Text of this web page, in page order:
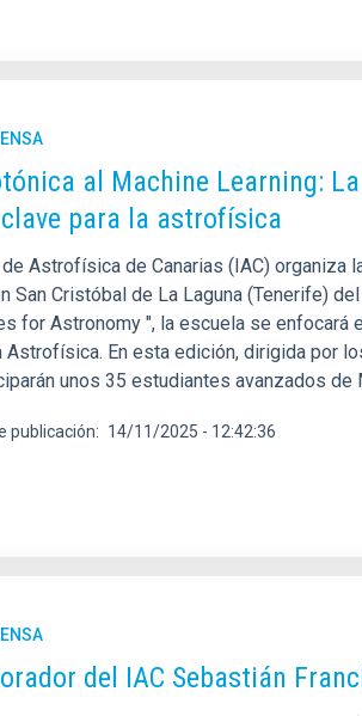
al Machine Learning:
para la astrofísica
Astrofísica de Canarias (IAC) organiza
San Cristóbal de La Laguna (Tenerife)
for Astronomy ", la escuela se
Astrofísica. En esta edición, dirigida por
unos 35 estudiantes avanzados
publicación 14/11/2025 - 12:42:36
del IAC Sebastián